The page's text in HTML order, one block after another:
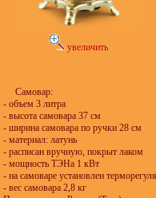
увеличить
Самовар:
- объем 3 литра
- высота самовара 37 см
- ширина самовара по ручки 28 см
- материал: латунь
- расписан вручную, покрыт лаком
- мощность ТЭНа 1 кВт
- на самоваре установлен
- вес самовара 2,8 кг